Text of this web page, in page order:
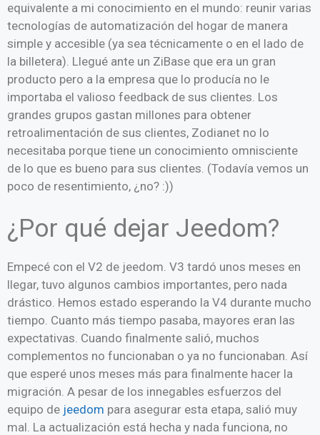
equivalente a mi conocimiento en el mundo: reunir varias
tecnologías de automatización del hogar de manera
simple y accesible (ya sea técnicamente o en el lado de
la billetera). Llegué ante un ZiBase que era un gran
producto pero a la empresa que lo producía no le
importaba el valioso feedback de sus clientes. Los
grandes grupos gastan millones para obtener
retroalimentación de sus clientes, Zodianet no lo
necesitaba porque tiene un conocimiento omnisciente
de lo que es bueno para sus clientes. (Todavía vemos un
poco de resentimiento, ¿no? :))
¿Por qué dejar Jeedom?
Empecé con el V2 de jeedom. V3 tardó unos meses en
llegar, tuvo algunos cambios importantes, pero nada
drástico. Hemos estado esperando la V4 durante mucho
tiempo. Cuanto más tiempo pasaba, mayores eran las
expectativas. Cuando finalmente salió, muchos
complementos no funcionaban o ya no funcionaban. Así
que esperé unos meses más para finalmente hacer la
migración. A pesar de los innegables esfuerzos del
equipo de jeedom para asegurar esta etapa, salió muy
mal. La actualización está hecha y nada funciona, no